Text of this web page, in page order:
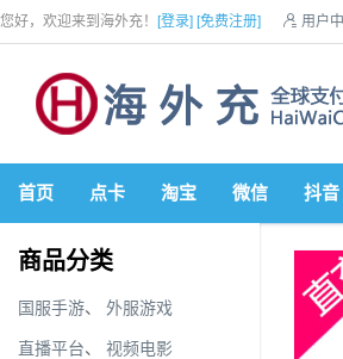
您好，欢迎来到海外充！ [登录] [免费注册]  用户
首页 点卡 淘宝 微信 抖音
商品分类
国服手游、 外服游戏
直播平台、 视频电影